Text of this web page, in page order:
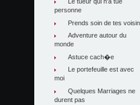
personne
Prends soin de tes
Adventure autour du
monde
Astuce cach�e
Le portefeuille est avec
moi
Quelques Marriages ne
durent pas